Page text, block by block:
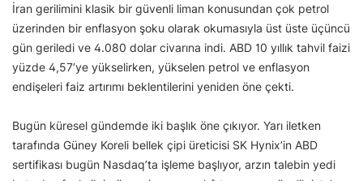
İran gerilimini klasik bir güvenli liman konusundan çok petrol
üzerinden bir enflasyon şoku olarak okumasıyla üst üste üçüncü
gün geriledi ve 4.080 dolar civarına indi. ABD 10 yıllık tahvil faizi
yüzde 4,57’ye yükselirken, yükselen petrol ve enflasyon
endişeleri faiz artırımı beklentilerini yeniden öne çekti.
Bugün küresel gündemde iki başlık öne çıkıyor. Yarı iletken
tarafında Güney Koreli bellek çipi üreticisi SK Hynix’in ABD
sertifikası bugün Nasdaq’ta işleme başlıyor, arzın talebin yedi